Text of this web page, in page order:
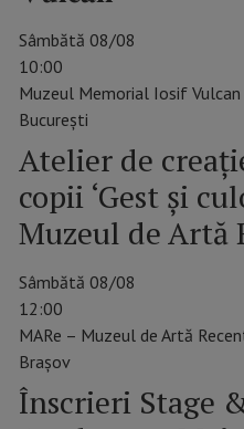
Sâmbătă 08/08
10:00
Muzeul Memorial Iosif Vulcan
Bucureşti
Atelier de
copii ‘Gest și
Muzeul de Artă
Sâmbătă 08/08
12:00
MARe – Muzeul de Artă
Braşov
Înscrieri Stage